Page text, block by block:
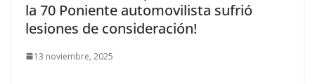
la 70 Poniente automovilista sufrió
lesiones de consideración!
13 noviembre, 2025